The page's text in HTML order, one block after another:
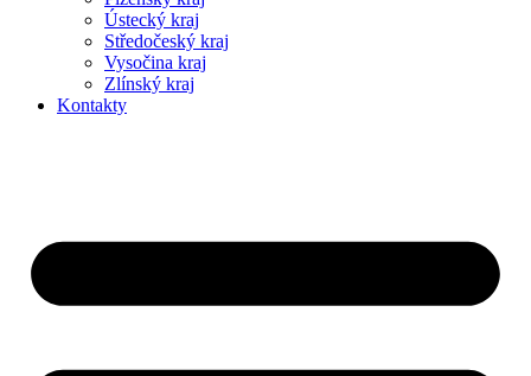
Ústecký kraj
Středočeský kraj
Vysočina kraj
Zlínský kraj
Kontakty